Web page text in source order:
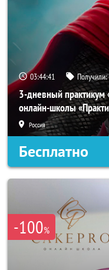
03:44:40 Получили:
3-дневный практикум
онлайн-школы
Россия
Бесплатно
-100%